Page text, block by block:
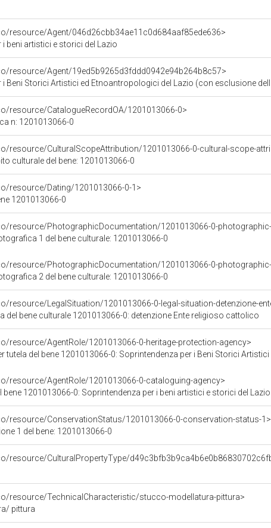
resource/Agent/046d26cbb34ae11c0d684aaf85ede636>
i beni artistici e storici del Lazio
resource/Agent/19ed5b9265d3fddd0942e94b264b8c57>
i Beni Storici Artistici ed Etnoantropologici del Lazio (con esclusione
resource/CatalogueRecordOA/1201013066-0>
n: 1201013066-0
resource/CulturalScopeAttribution/1201013066-0-cultural-scope-
culturale del bene: 1201013066-0
resource/Dating/1201013066-0-1>
1201013066-0
resource/PhotographicDocumentation/1201013066-0-
1 del bene culturale: 1201013066-0
resource/PhotographicDocumentation/1201013066-0-
2 del bene culturale: 1201013066-0
resource/LegalSituation/1201013066-0-legal-situation-detenzione-
del bene culturale 1201013066-0: detenzione Ente religioso cattolico
resource/AgentRole/1201013066-0-heritage-protection-agency>
tutela del bene 1201013066-0: Soprintendenza per i Beni Storici
resource/AgentRole/1201013066-0-cataloguing-agency>
bene 1201013066-0: Soprintendenza per i beni artistici e storici del Lazio
resource/ConservationStatus/1201013066-0-conservation-status-1>
1 del bene: 1201013066-0
resource/CulturalPropertyType/
resource/TechnicalCharacteristic/stucco-modellatura-pittura>
pittura